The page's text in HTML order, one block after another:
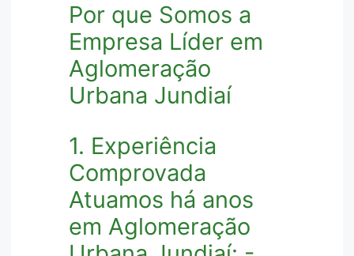
Por que Somos a
Empresa Líder em
Aglomeração
Urbana Jundiaí
1. Experiência
Comprovada
Atuamos há anos
em Aglomeração